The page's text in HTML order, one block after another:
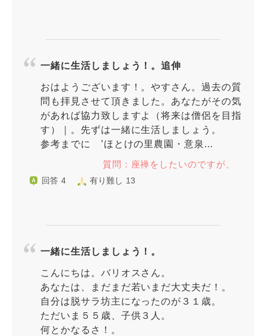
一緒に生活しましょう！。追伸
おはようございます！。やすさん。過去の質
問も拝見させて頂きました。あなたがその気
があれば協力致しますよ（将来は僧侶を目指
す）｜。先ずは一緒に生活しましょう。
参考までに ’ほとけの里農園・意泉...
質問：座禅をしたいのですが、
回答 4 有り難し 13
一緒に生活しましょう！。
こんにちは。バリオスさん。
あなたは、まだまだ若いまだ大丈夫だ！。
自分は脱サラ坊主になったのが３１歳。
ただいま５５歳、子供３人。
何とかなるさ！。